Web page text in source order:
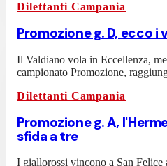
Dilettanti Campania
Promozione g. D, ecco
Il Valdiano vola in Eccellenza,
campionato Promozione,
Dilettanti Campania
Promozione g. A,
sfida a tre
I giallorossi vincono a San Felice